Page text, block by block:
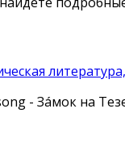
- Зáмок на